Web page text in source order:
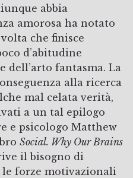
abbia
amorosa ha notato
che finisce
d’abitudine
dell’arto fantasma. La
alla ricerca
mal celata verità,
a un tal epilogo
e psicologo Matthew
Social. Why Our Brains
il bisogno di
forze motivazionali